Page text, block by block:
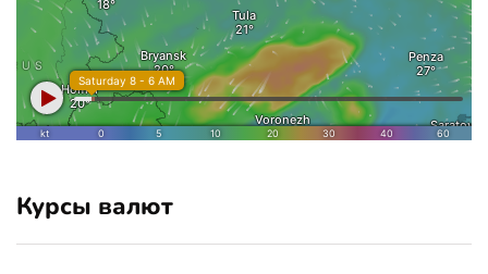
Курсы валют